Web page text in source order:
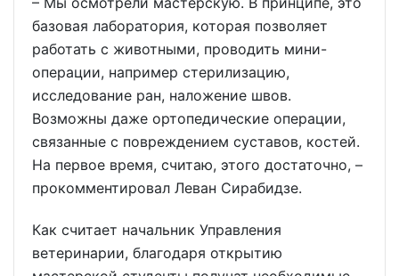
базовая лаборатория, которая позволяет
работать с животными, проводить мини-
операции, например стерилизацию,
исследование ран, наложение швов.
Возможны даже ортопедические операции,
связанные с повреждением суставов, костей.
На первое время, считаю, этого достаточно, –
прокомментировал Леван Сирабидзе.
Как считает начальник Управления
ветеринарии, благодаря открытию